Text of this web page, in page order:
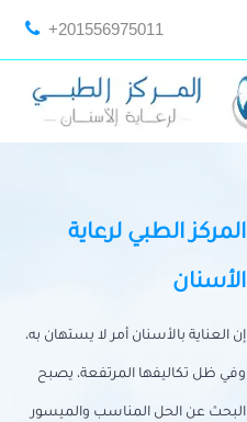
+201556975011
المركز الطبي لرعاية
الأسنان
إن العناية بالأسنان أمر لا يستهان به،
وفي ظل تكاليفها المرتفعة، يصبح
البحث عن الحل المناسب والميسور